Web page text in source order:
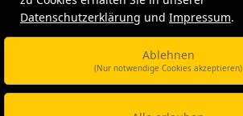
Datenschutzerklärung und Impressum.
Ablehnen
(Nur notwendige Cookies akzeptieren)